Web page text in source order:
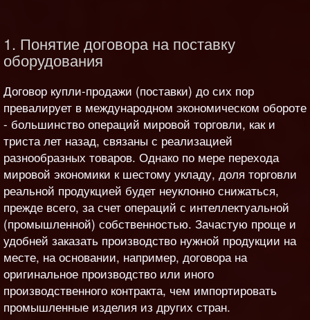
1. Понятие договора на поставку
оборудования
Договор купли-продажи (поставки) до сих пор
превалирует в международном экономическом обороте
- большинство операций мировой торговли, как и
триста лет назад, связаны с реализацией
разнообразных товаров. Однако по мере перехода
мировой экономики к шестому укладу, доля торговли
реальной продукцией будет неуклонно снижаться,
прежде всего, за счет операций с интеллектуальной
(промышленной) собственностью. Зачастую проще и
удобней заказать производство нужной продукции на
месте, на основании, например, договора на
оригинальное производство или иного
производственного контракта, чем импортировать
промышленные изделия из других стран.